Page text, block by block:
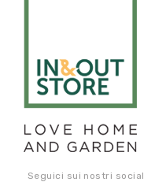
Seguici sui nostri social